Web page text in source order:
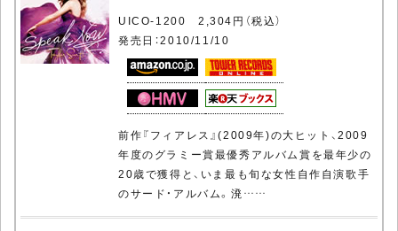
UICO-1200 2,304円（税込）
発売日：2010/11/10
前作『フィアレス』(2009年)の大ヒット、2009
年度のグラミー賞最優秀アルバム賞を最年少の
20歳で獲得と、いま最も旬な女性自作自演歌手
のサード・アルバム。溌……